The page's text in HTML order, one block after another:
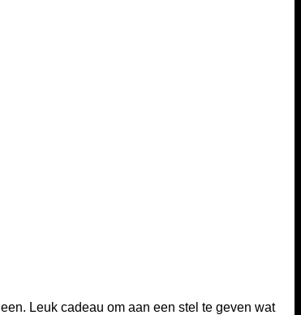
Leuk cadeau om aan een stel te geven wat